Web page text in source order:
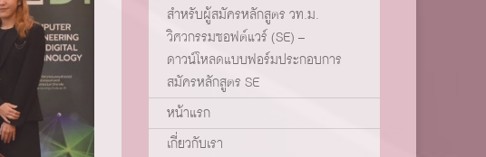
สำหรับผู้สมัครหลักสูตร วท.ม.
วิศวกรรมซอฟต์แวร์ (SE) –
ดาวน์โหลดแบบฟอร์มประกอบการ
สมัครหลักสูตร SE
หน้าแรก
เกี่ยวกับเรา